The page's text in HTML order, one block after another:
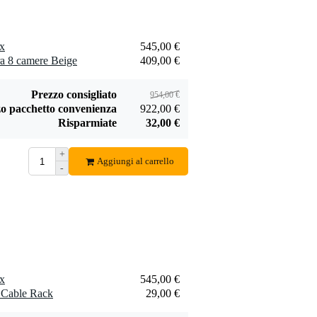
Devine M-Mic
XLR BK microfono
nero
29,00 €
Aggiungi
545,00 €
8 camere Beige
409,00 €
Prezzo consigliato 954,00 €
pacchetto convenienza
922,00 €
Risparmiate
32,00 €
+
-
Aggiungi al carrello
545,00 €
Rack
29,00 €